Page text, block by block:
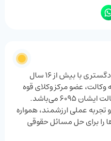
مجتبی نیکزاد، وکیل پایه یک دادگستری با بیش از ۱۶ سال
عضو مرکز وکلای قوه
قضائیه است و شماره پروانه وکالت ایشان ۶۰۹۵ می‌باشد.
عملی ارزشمند، همواره
را برای حل مسائل حقوقی